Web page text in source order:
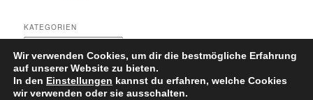
KATEGORIEN
Kategorien
Datenschutzerklärung Stolz präsentiert von WordPress
Wir verwenden Cookies, um dir die bestmögliche Erfahrung
auf unserer Website zu bieten.
In den Einstellungen kannst du erfahren, welche Cookies
wir verwenden oder sie ausschalten.